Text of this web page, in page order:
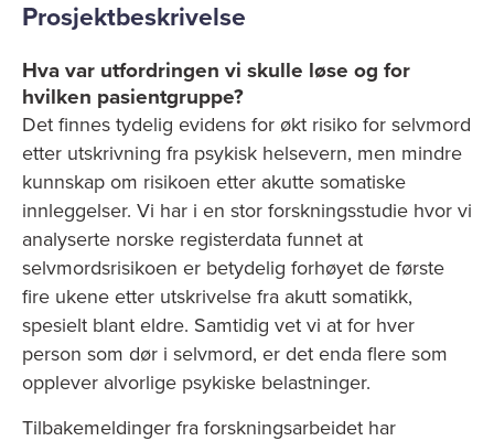
Prosjektbeskrivelse
Hva var utfordringen vi skulle løse og for
hvilken pasientgruppe?
Det finnes tydelig evidens for økt risiko for selvmord
etter utskrivning fra psykisk helsevern, men mindre
kunnskap om risikoen etter akutte somatiske
innleggelser. Vi har i en stor forskningsstudie hvor vi
analyserte norske registerdata funnet at
selvmordsrisikoen er betydelig forhøyet de første
fire ukene etter utskrivelse fra akutt somatikk,
spesielt blant eldre. Samtidig vet vi at for hver
person som dør i selvmord, er det enda flere som
opplever alvorlige psykiske belastninger.
Tilbakemeldinger fra forskningsarbeidet har